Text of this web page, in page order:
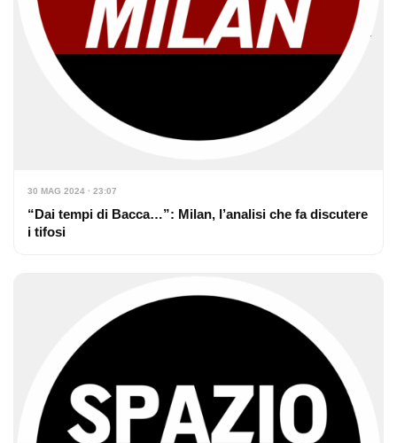
30 MAG 2024 · 23:07
“Dai tempi di Bacca…”: Milan, l’analisi che fa discutere
i tifosi